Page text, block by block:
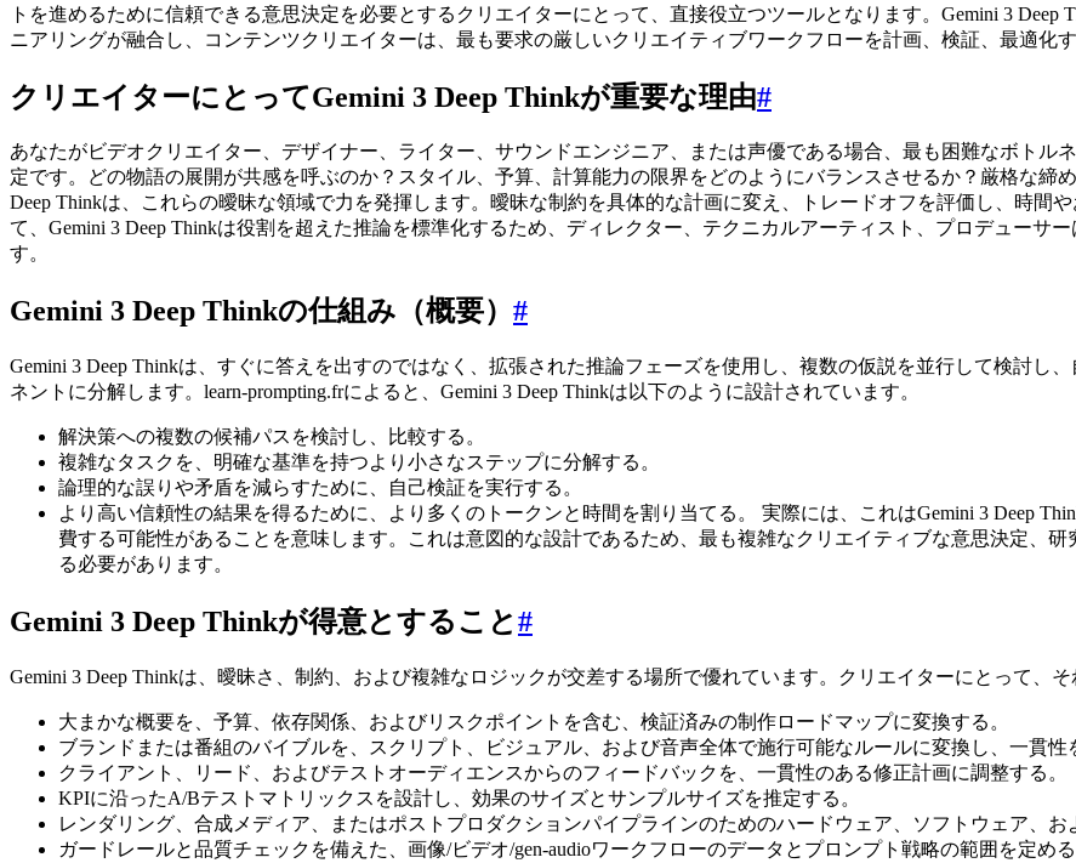
トを進めるために信頼できる意思決定を必要とするクリエイターにとって、直接役立つツールとなります。Gemini 3
ニアリングが融合し、コンテンツクリエイターは、最も要求の厳しいクリエイティブワークフローを計画、検証、最適化
クリエイターにとってGemini 3 Deep Thinkが重要な理由#
あなたがビデオクリエイター、デザイナー、ライター、サウンドエンジニア、または声優である場合、最も困難なボトル
定です。どの物語の展開が共感を呼ぶのか？スタイル、予算、計算能力の限界をどのようにバランスさせるか？厳格な締
Deep Thinkは、これらの曖昧な領域で力を発揮します。曖昧な制約を具体的な計画に変え、トレードオフを評価し、時間
て、Gemini 3 Deep Thinkは役割を超えた推論を標準化するため、ディレクター、テクニカルアーティスト、プロデューサ
す。
Gemini 3 Deep Thinkの仕組み（概要） #
Gemini 3 Deep Thinkは、すぐに答えを出すのではなく、拡張された推論フェーズを使用し、複数の仮説を並行して検討し
ネントに分解します。learn-prompting.frによると、Gemini 3 Deep Thinkは以下のように設計されています。
解決策への複数の候補パスを検討し、比較する。
複雑なタスクを、明確な基準を持つより小さなステップに分解する。
論理的な誤りや矛盾を減らすために、自己検証を実行する。
より高い信頼性の結果を得るために、より多くのトークンと時間を割り当てる。 実際には、これはGemini 3 Deep
費する可能性があることを意味します。これは意図的な設計であるため、最も複雑なクリエイティブな意思決定、
る必要があります。
Gemini 3 Deep Thinkが得意とすること#
Gemini 3 Deep Thinkは、曖昧さ、制約、および複雑なロジックが交差する場所で優れています。クリエイターにとって、そ
大まかな概要を、予算、依存関係、およびリスクポイントを含む、検証済みの制作ロードマップに変換する。
ブランドまたは番組のバイブルを、スクリプト、ビジュアル、および音声全体で施行可能なルールに変換し、一貫性
クライアント、リード、およびテストオーディエンスからのフィードバックを、一貫性のある修正計画に調整する。
KPIに沿ったA/Bテストマトリックスを設計し、効果のサイズとサンプルサイズを推定する。
レンダリング、合成メディア、またはポストプロダクションパイプラインのためのハードウェア、ソフトウェア、お
ガードレールと品質チェックを備えた、画像/ビデオ/gen-audioワークフローのデータとプロンプト戦略の範囲を定め